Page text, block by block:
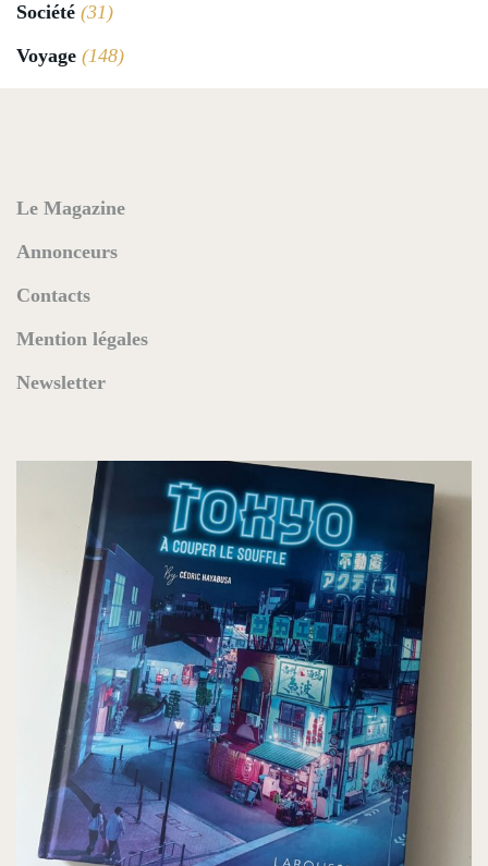
Société (31)
Voyage (148)
Le Magazine
Annonceurs
Contacts
Mention légales
Newsletter